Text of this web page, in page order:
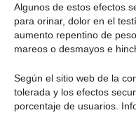
Algunos de estos efectos
para orinar, dolor en el
aumento repentino de
mareos o desmayos e
Según el sitio web de la
tolerada y los efectos
porcentaje de usuarios.